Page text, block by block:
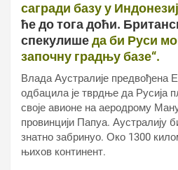
сагради базу у
ће до тога доћи.
спекулишеда би Руси
започну градњу базе“.
Влада Аустралије предвођена
одбацила је тврдње да Русија
своје авионе на аеродрому
провинцији Папуа. Аустралију
знатно забринуо. Око 1300
њихов континент.